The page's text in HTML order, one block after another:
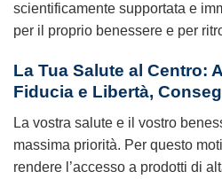
scientificamente supportata e
per il proprio benessere e per
La Tua Salute al Centro:
Fiducia e Libertà,
La vostra salute e il vostro
massima priorità. Per questo
rendere l’accesso a prodotti di